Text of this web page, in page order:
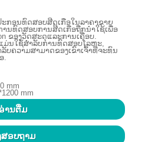
ກອນທົດສອບສີດເກືອໃນລາຄາຂາຍ
ານທົດສອບການສີດເກືອຖືກນໍາໃຊ້ເພື່ອ
ຂອງວັດສະດຸແລະການເຄືອບ.
ມ່ນໃຊ້ສໍາລັບການທົດສອບໂລຫະ,
ບຄວາມສາມາດຂອງເຂົາເຈົ້າທີ່ຈະທົນ
.
mm
mm
ານ​ຕື່ມ
ສອບຖາມ